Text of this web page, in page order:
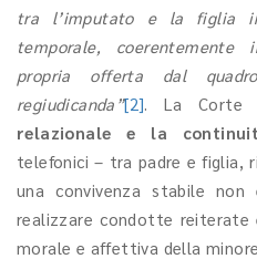
tra l’imputato e la figlia
temporale, coerentemente
propria offerta dal
regiudicanda”[2]. La Corte
relazionale e la
telefonici – tra padre e figlia,
una convivenza stabile non
realizzare condotte reiterate
morale e affettiva della